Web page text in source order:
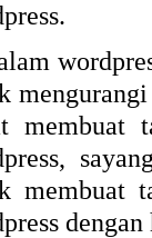
membuat
membuat